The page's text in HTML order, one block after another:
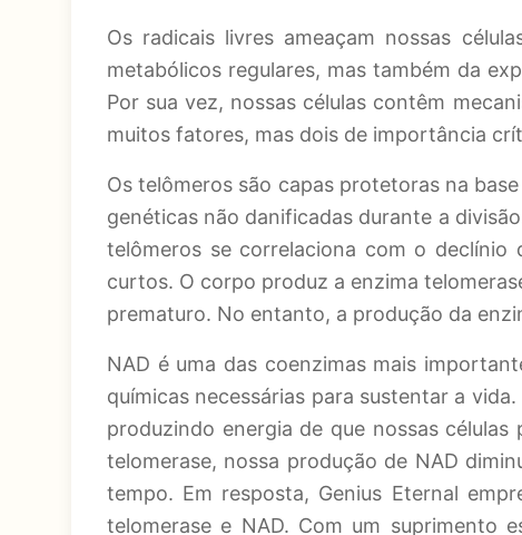
Os radicais livres ameaçam nossas
metabólicos regulares, mas também da
Por sua vez, nossas células contêm
muitos fatores, mas dois de importância
Os telômeros são capas protetoras na
genéticas não danificadas durante a
telômeros se correlaciona com o declínio
curtos. O corpo produz a enzima
prematuro. No entanto, a produção da
NAD é uma das coenzimas mais
químicas necessárias para sustentar a
produzindo energia de que nossas
telomerase, nossa produção de NAD
tempo. Em resposta, Genius Eternal
telomerase e NAD. Com um suprimento